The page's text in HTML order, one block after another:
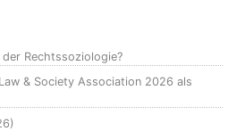
Rechtssoziologie?
& Society Association 2026 als